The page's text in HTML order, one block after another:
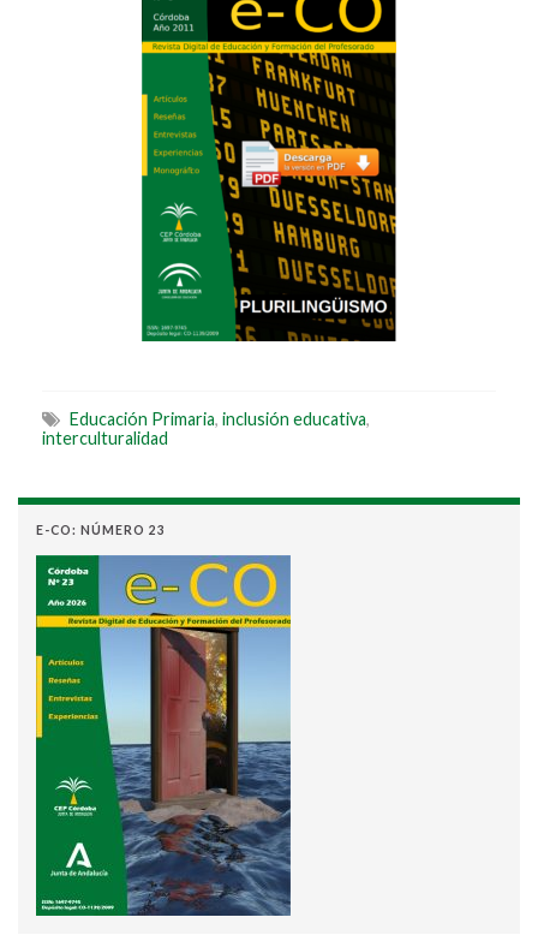
Educación Primaria, inclusión educativa,
interculturalidad
E-CO: NÚMERO 23